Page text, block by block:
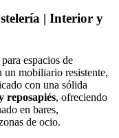
| Interior y
espacios de
un mobiliario resistente,
con una sólida
reposapiés, ofreciendo
en bares,
de ocio.